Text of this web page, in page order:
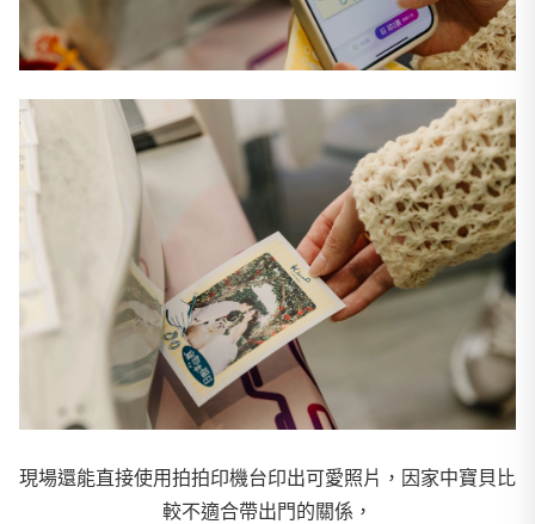
現場還能直接使用拍拍印機台印出可愛照片，因家中寶貝比
較不適合帶出門的關係，